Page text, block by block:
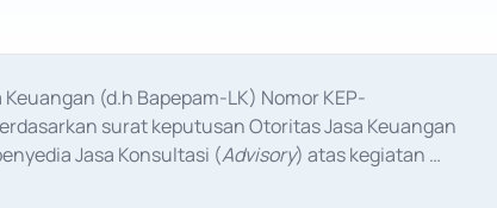
(d.h Bapepam-LK) Nomor KEP-
surat keputusan Otoritas Jasa Keuangan
Jasa Konsultasi (Advisory) atas kegiatan